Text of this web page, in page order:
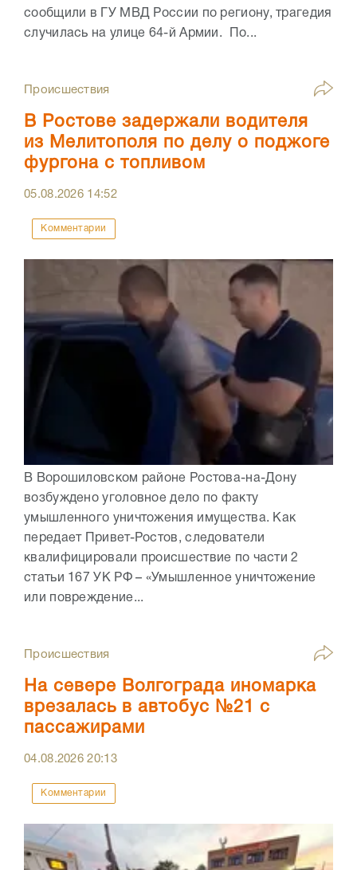
сообщили в ГУ МВД России по региону, трагедия
случилась на улице 64-й Армии. По...
Происшествия
В Ростове задержали водителя
из Мелитополя по делу о поджоге
фургона с топливом
05.08.2026 14:52
Комментарии
В Ворошиловском районе Ростова-на-Дону
возбуждено уголовное дело по факту
умышленного уничтожения имущества. Как
передает Привет-Ростов, следователи
квалифицировали происшествие по части 2
статьи 167 УК РФ – «Умышленное уничтожение
или повреждение...
Происшествия
На севере Волгограда иномарка
врезалась в автобус №21 с
пассажирами
04.08.202620:13
Комментарии